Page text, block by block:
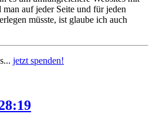
auf jeder Seite und für jeden
müsste, ist glaube ich auch
jetzt spenden!